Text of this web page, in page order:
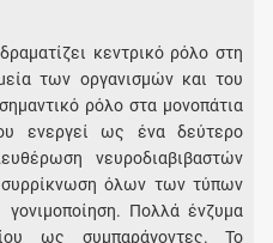
κεντρικό ρόλο στη
των οργανισμών και του
ρόλο στα μονοπάτια
ενεργεί ως ένα δεύτερο
νευροδιαβιβαστών
όλων των τύπων
Πολλά ένζυμα
ως συμπαράγοντες. Το